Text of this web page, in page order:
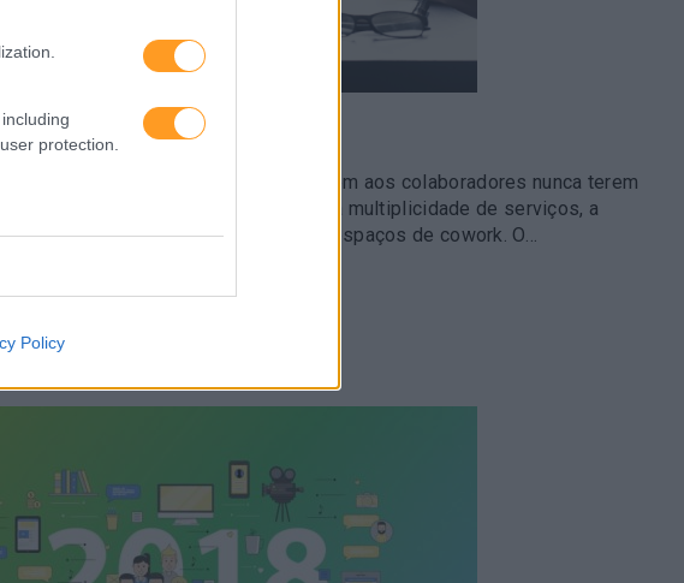
protection.
Policy
DO TRABALHO
cidades corporativas que permitem aos colaboradores nunca terem
seu local de trabalho para aceder a uma multiplicidade de serviços, a
aceleradores, centros de inovação e espaços de cowork. O…